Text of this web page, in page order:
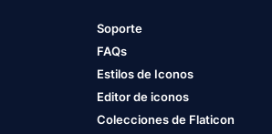
Soporte
FAQs
Estilos de Iconos
Editor de iconos
Colecciones de Flaticon